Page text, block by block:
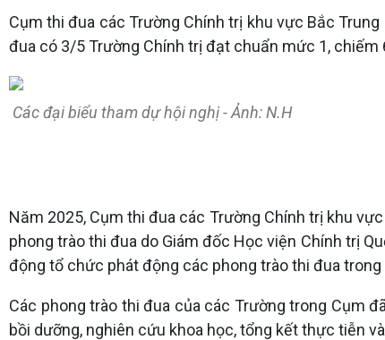
Cụm thi đua các Trường Chính trị khu vực Bắc
đua có 3/5 Trường Chính trị đạt chuẩn mức 1, chiếm
Các đại biểu tham dự hội nghị - Ảnh: N.H
Năm 2025, Cụm thi đua các Trường Chính trị khu
phong trào thi đua do Giám đốc Học viện Chính trị
động tổ chức phát động các phong trào thi đua
Các phong trào thi đua của các Trường trong Cụm
bồi dưỡng, nghiên cứu khoa học, tổng kết thực tiễn